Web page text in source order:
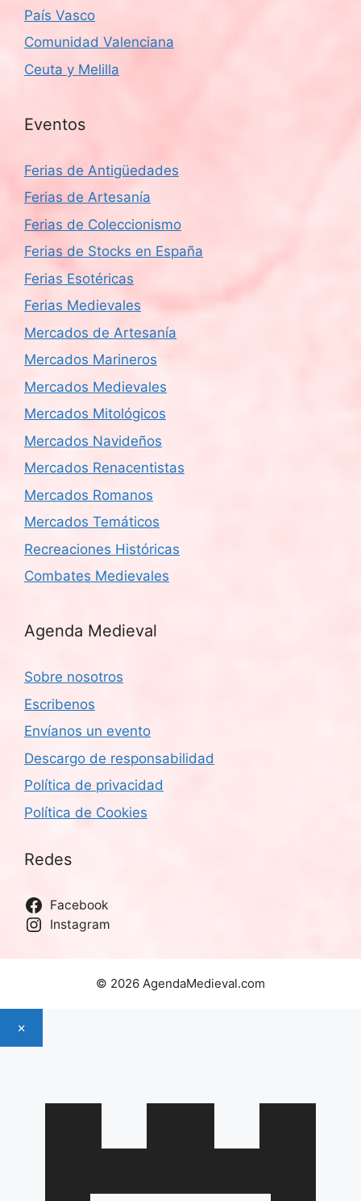
País Vasco
Comunidad Valenciana
Ceuta y Melilla
Eventos
Ferias de Antigüedades
Ferias de Artesanía
Ferias de Coleccionismo
Ferias de Stocks en España
Ferias Esotéricas
Ferias Medievales
Mercados de Artesanía
Mercados Marineros
Mercados Medievales
Mercados Mitológicos
Mercados Navideños
Mercados Renacentistas
Mercados Romanos
Mercados Temáticos
Recreaciones Históricas
Combates Medievales
Agenda Medieval
Sobre nosotros
Escribenos
Envíanos un evento
Descargo de responsabilidad
Política de privacidad
Política de Cookies
Redes
Facebook
Instagram
© 2026 AgendaMedieval.com
×